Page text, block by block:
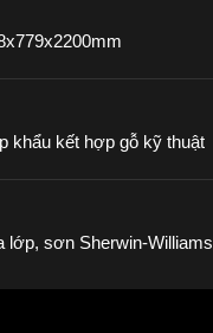
khẩu kết hợp gỗ kỹ thuật
lớp, sơn Sherwin-Williams